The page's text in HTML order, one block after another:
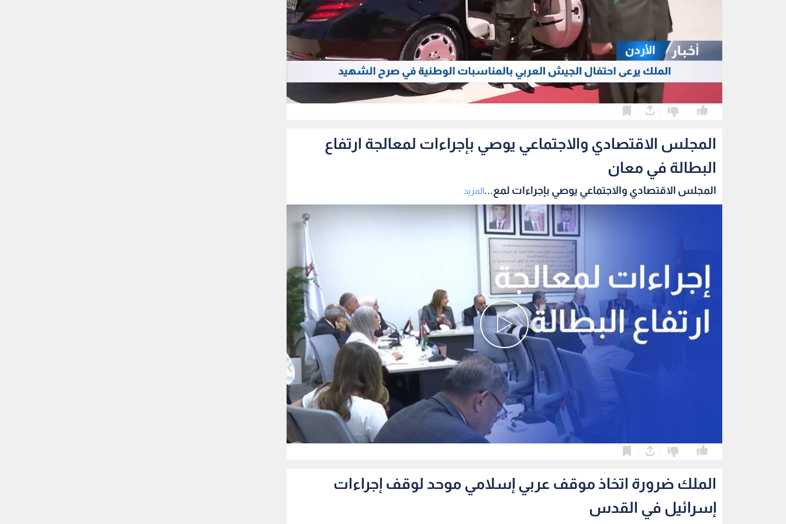
المجلس الاقتصادي والاجتماعي يوصي بإجراءات لمعالجة ارتفاع
البطالة في معان
المجلس الاقتصادي والاجتماعي يوصي بإجراءات لمع...المزيد
الملك ضرورة اتخاذ موقف عربي إسلامي موحد لوقف إجراءات
إسرائيل في القدس